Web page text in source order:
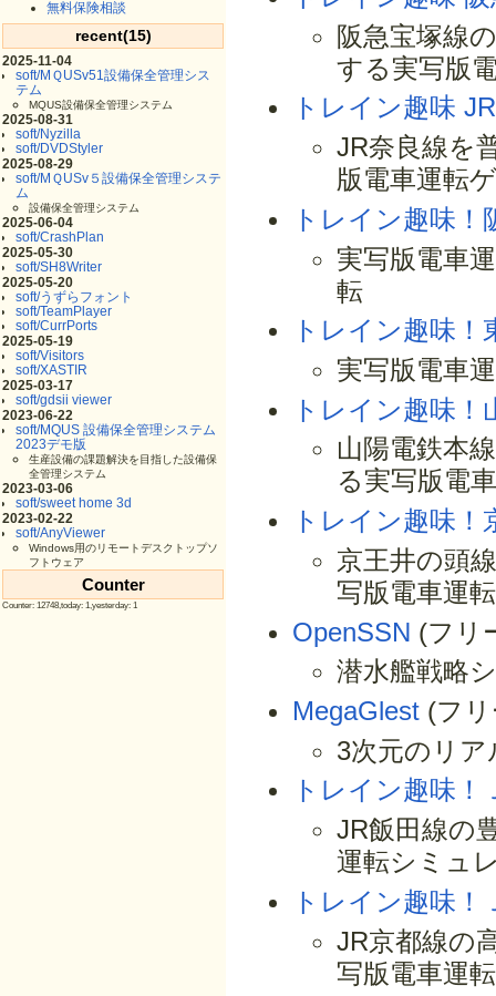
無料保険相談
recent(15)
2025-11-04
soft/MＱUSv51設備保全管理シス
テム
MQUS設備保全管理システム
2025-08-31
soft/Nyzilla
soft/DVDStyler
2025-08-29
soft/MＱUSv５設備保全管理システ
ム
設備保全管理システム
2025-06-04
soft/CrashPlan
2025-05-30
soft/SH8Writer
2025-05-20
soft/うずらフォント
soft/TeamPlayer
soft/CurrPorts
2025-05-19
soft/Visitors
soft/XASTIR
2025-03-17
soft/gdsii viewer
2023-06-22
soft/MQUS 設備保全管理システム
2023デモ版
生産設備の課題解決を目指した設備保
全管理システム
2023-03-06
soft/sweet home 3d
2023-02-22
soft/AnyViewer
Windows用のリモートデスクトップソ
フトウェア
Counter
Counter: 12748,today: 1,yesterday: 1
阪急宝塚線
する実写版
トレイン趣味
JR奈良線を
版電車運転
トレイン趣味！
実写版電車
転
トレイン趣味！
実写版電車
トレイン趣味！
山陽電鉄本
る実写版電
トレイン趣味！
京王井の頭
写版電車運
OpenSSN (フリ
潜水艦戦略
MegaGlest (フ
3次元のリ
トレイン趣味！
JR飯田線の
運転シミュ
トレイン趣味！
JR京都線の
写版電車運